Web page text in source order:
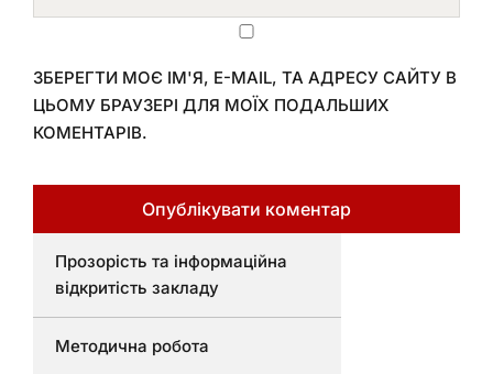
ЗБЕРЕГТИ МОЄ ІМ'Я, E-MAIL, ТА АДРЕСУ САЙТУ В
ЦЬОМУ БРАУЗЕРІ ДЛЯ МОЇХ ПОДАЛЬШИХ
КОМЕНТАРІВ.
Прозорість та інформаційна
відкритість закладу
Методична робота